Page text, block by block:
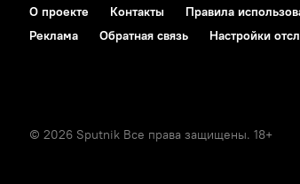
О проекте Контакты Правила
Реклама
Обратная связь Настройки
© 2026 Sputnik Все права защищены. 18+